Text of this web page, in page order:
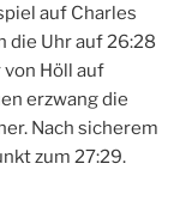
auf Charles
die Uhr auf 26:28
Höll auf
erzwang die
Nach sicherem
zum 27:29.